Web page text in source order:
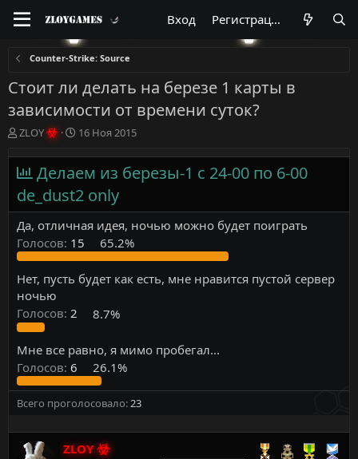
Вход Регистрация
Counter-Strike: Source
Стоит ли делать на березе 1 карты в
зависимости от времени суток?
А
т
о
р
т
м
ы
ZLOY
Д
т
а
н
а
а
л
а
16 Ноя 2015
Делаем из березы-1 с 24-00 по 6-00
de_dust2 only
Да, отличная идея, ночью можно будет поиграть
Голосов: 15 65.2%
Нет, пусть будет как есть, мне нравится пустой сервер
ночью
Голосов: 2 8.7%
Мне все равно, я мимо пробегал...
Голосов: 6 26.1%
Всего проголосовало 23
ZLOY